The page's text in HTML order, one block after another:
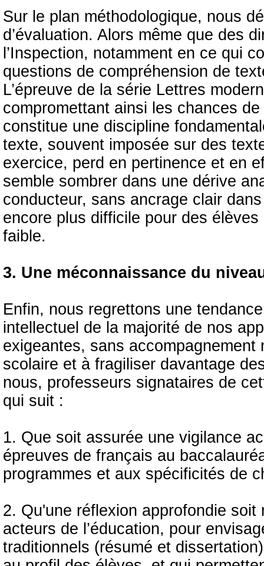
Sur le plan méthodologique, nous
d’évaluation. Alors même que des
l’Inspection, notamment en ce qui
questions de compréhension de
L’épreuve de la série Lettres
compromettant ainsi les chances
constitue une discipline
texte, souvent imposée sur des
exercice, perd en pertinence et en
semble sombrer dans une dérive
conducteur, sans ancrage clair
encore plus difficile pour des
faible.
3. Une méconnaissance du
Enfin, nous regrettons une
intellectuel de la majorité de nos
exigeantes, sans accompagnement
scolaire et à fragiliser davantage
nous, professeurs signataires de
qui suit :
1. Que soit assurée une vigilance
épreuves de français au
programmes et aux spécificités de
2. Qu'une réflexion approfondie
acteurs de l’éducation, pour
traditionnels (résumé et